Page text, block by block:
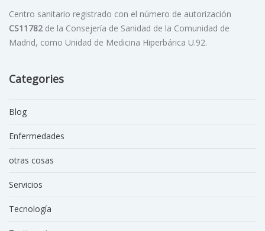
Centro sanitario registrado con el número de autorización
CS11782de la Consejería de Sanidad de la Comunidad de
Madrid, como Unidad de Medicina Hiperbárica U.92.
Categories
Blog
Enfermedades
otras cosas
Servicios
Tecnología